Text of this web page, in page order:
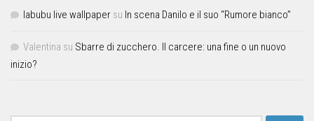
labubu live wallpaper su In scena Danilo e il suo “Rumore bianco”
Valentina su Sbarre di zucchero. Il carcere: una fine o un nuovo
inizio?